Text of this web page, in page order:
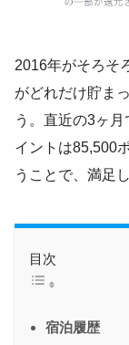
2016年がそろそ
がどれだけ貯ま
う。直近の3ヶ
イントは85,500
うことで、満足
目次
宿泊履歴